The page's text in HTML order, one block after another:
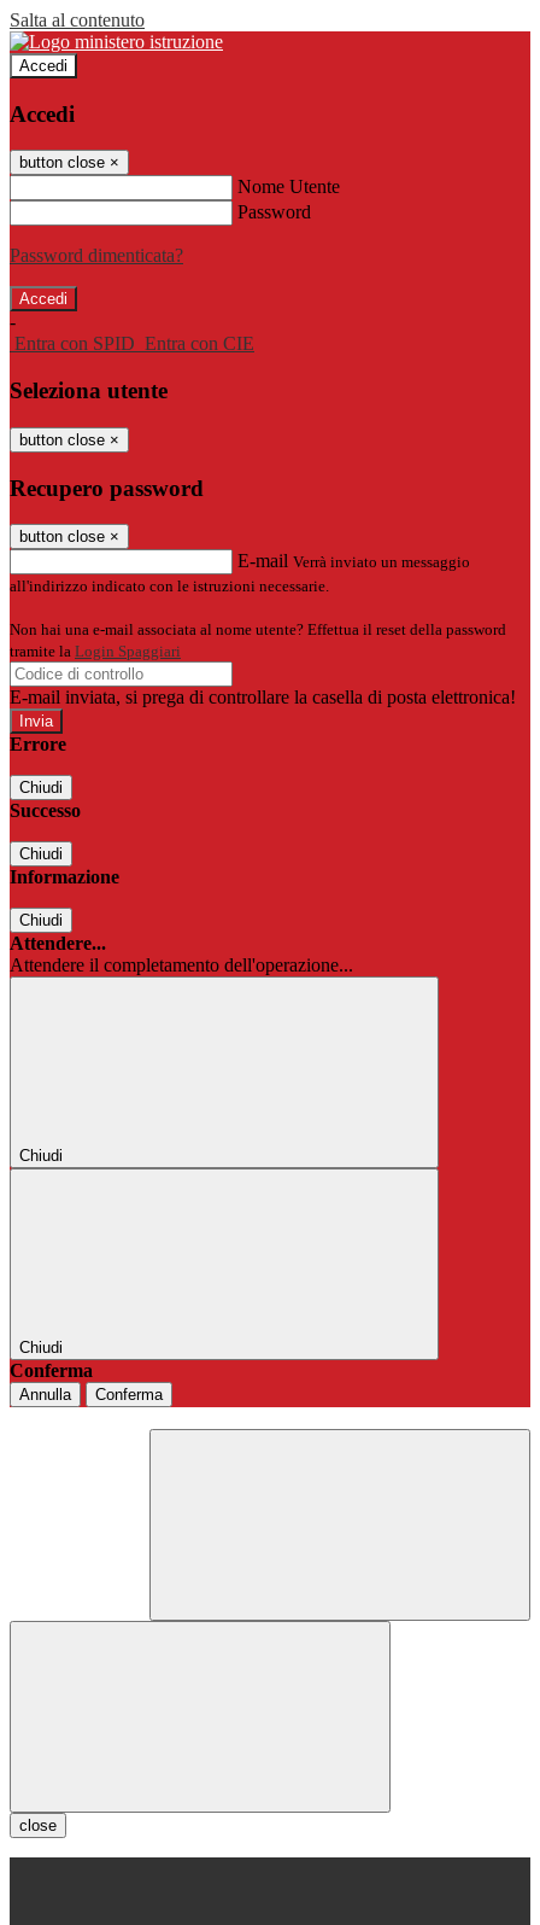
Salta al contenuto
Accedi
Accedi
button close ×
Nome Utente
Password
Password dimenticata?
-
Entra con SPID Entra con CIE
Seleziona utente
button close ×
Recupero password
button close ×
E-mail Verrà inviato un messaggio
all'indirizzo indicato con le istruzioni necessarie.
Non hai una e-mail associata al nome utente? Effettua il reset della password
tramite la Login Spaggiari
E-mail inviata, si prega di controllare la casella di posta elettronica!
Errore
Chiudi
Successo
Chiudi
Informazione
Chiudi
Attendere...
Attendere il completamento dell'operazione...
Chiudi
Chiudi
Conferma
Annulla Conferma
close